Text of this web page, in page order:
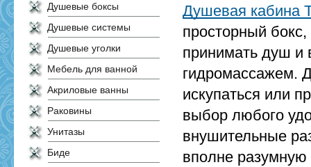
Душевые боксы
Душевые системы
Душевые уголки
Мебель для ванной
Акриловые ванны
Раковины
Унитазы
Биде
Душевая кабина
просторный
принимать душ и
гидромассажем.
искупаться или
выбор любого
внушительные
вполне